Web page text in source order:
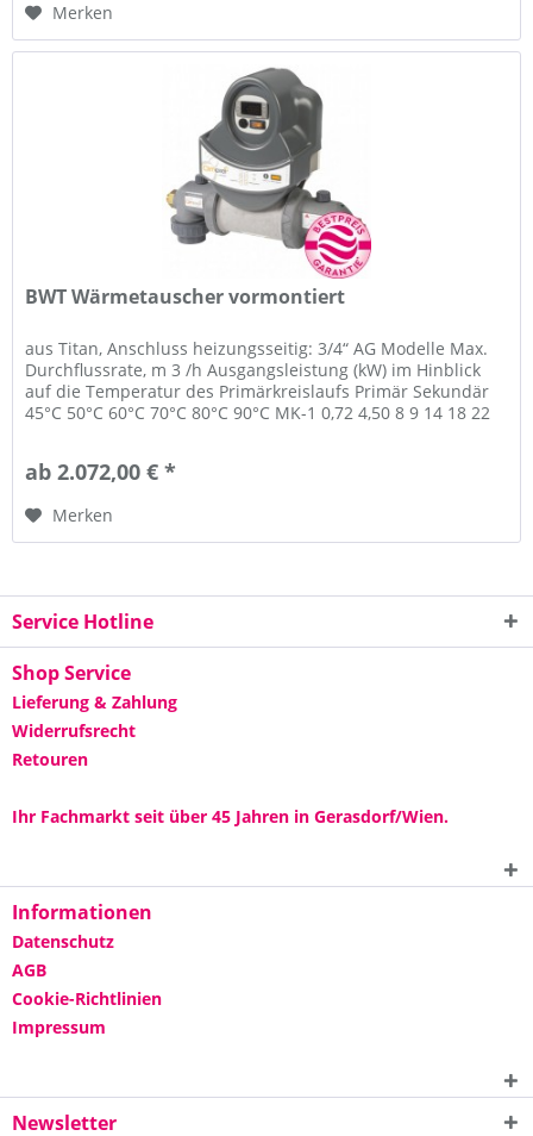
Merken
BWT Wärmetauscher vormontiert
aus Titan, Anschluss heizungsseitig: 3/4“ AG Modelle Max.
Durchflussrate, m 3 /h Ausgangsleistung (kW) im Hinblick
auf die Temperatur des Primärkreislaufs Primär Sekundär
45°C 50°C 60°C 70°C 80°C 90°C MK-1 0,72 4,50 8 9 14 18 22
ab 2.072,00 € *
Merken
Service Hotline
Shop Service
Lieferung & Zahlung
Widerrufsrecht
Retouren
Ihr Fachmarkt seit über 45 Jahren in Gerasdorf/Wien.
Informationen
Datenschutz
AGB
Cookie-Richtlinien
Impressum
Newsletter